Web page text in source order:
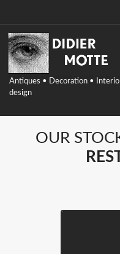
Didier
Motte
antiques,
Decoration,
interior
design,
Belgium
Antiques • Decoration •
design
OUR